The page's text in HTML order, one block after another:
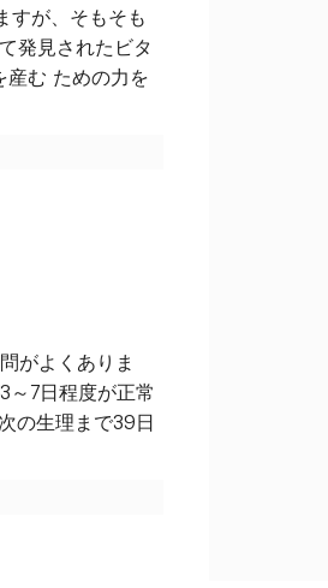
すが、そもそも
発見されたビタ
産む ための力を
がよくありま
～7日程度が正常
の生理まで39日